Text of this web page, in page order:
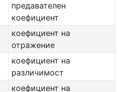
предавателен
коефициент
коефициент на
отражение
коефициент на
различимост
коефициент на